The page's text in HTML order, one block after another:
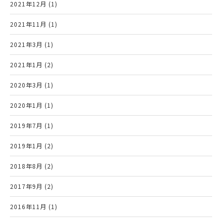
2021年12月 (1)
2021年11月 (1)
2021年3月 (1)
2021年1月 (2)
2020年3月 (1)
2020年1月 (1)
2019年7月 (1)
2019年1月 (2)
2018年8月 (2)
2017年9月 (2)
2016年11月 (1)